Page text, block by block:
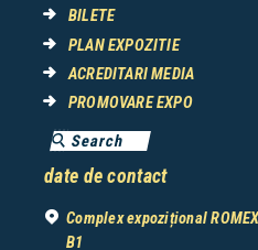
BILETE
PLAN EXPOZITIE
ACREDITARI MEDIA
PROMOVARE EXPO
date de contact
Complex expozițional
B1